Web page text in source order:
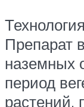
Препарат
наземных
период
растений,